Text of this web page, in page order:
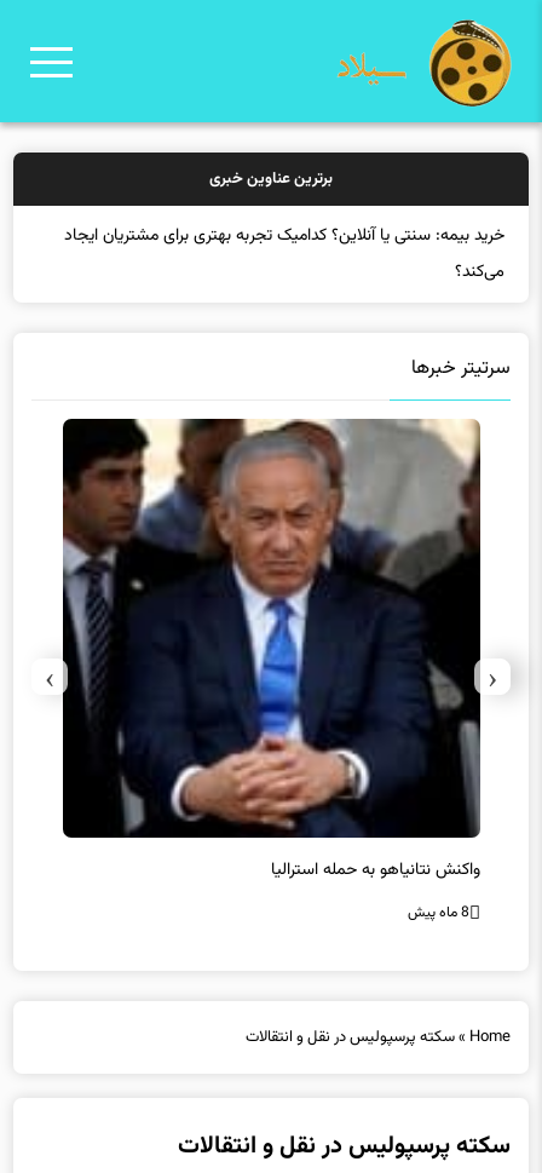
برترین عناوین خبری
خری
واکنش نتانیاهو به حمله استرالیا
8 ماه پیش